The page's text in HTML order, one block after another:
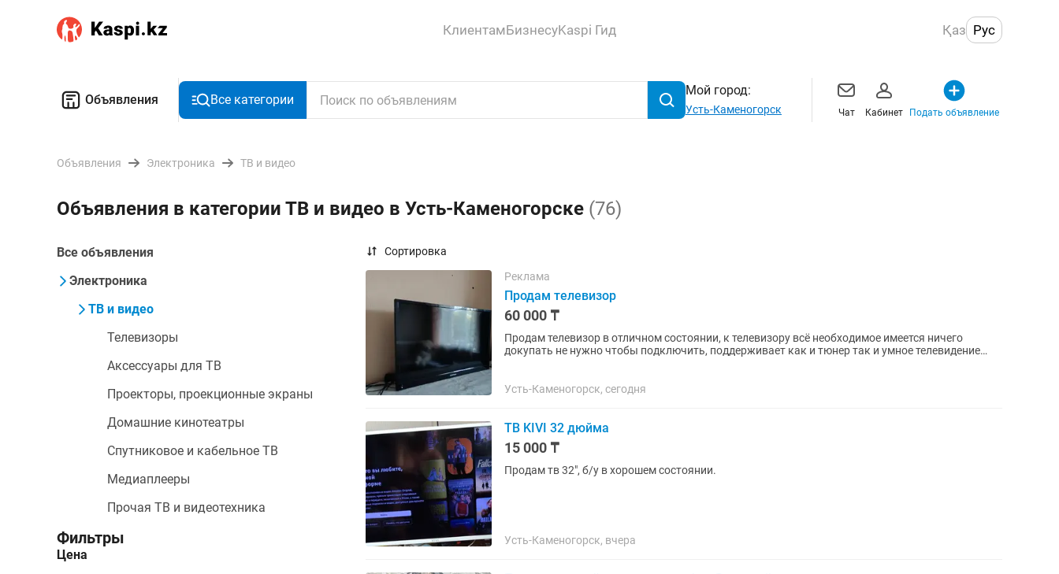
КлиентамБизнесуKaspi Гид Қаз Рус
Объявления Все категории
Мой город:
Усть-Каменогорск Чат Кабинет Подать объявление
Объявления Электроника ТВ и видео
Объявления в категории ТВ и видео в Усть-Каменогорске (76)
Все объявления
Электроника
ТВ и видео
Телевизоры
Аксессуары для ТВ
Проекторы, проекционные экраны
Домашние кинотеатры
Спутниковое и кабельное ТВ
Медиаплееры
Прочая ТВ и видеотехника
Фильтры
Цена
Сортировка
Реклама
Продам телевизор
60 000 ₸
Продам телевизор в отличном состоянии, к телевизору всё необходимое имеется ничего
докупать не нужно чтобы подключить, поддерживает как и тюнер так и умное телевидение
Усть-Каменогорск, сегодня
ТВ KIVI 32 дюйма
15 000 ₸
Продам тв 32", б/у в хорошем состоянии.
Усть-Каменогорск, вчера